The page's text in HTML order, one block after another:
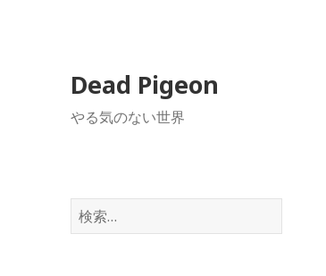
Dead Pigeon
やる気のない世界
検
索: